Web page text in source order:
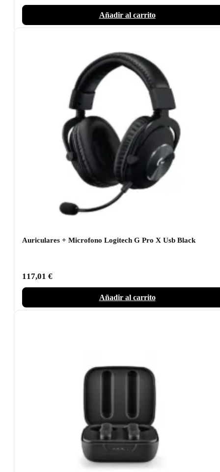
Añadir al carrito
Auriculares + Microfono Logitech G Pro X Usb Black
117,01 €
Añadir al carrito